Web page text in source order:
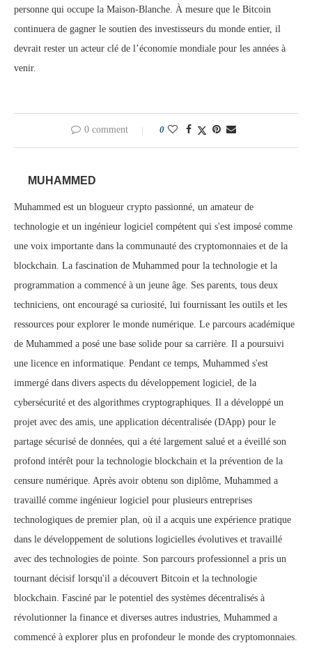
personne qui occupe la Maison-Blanche. À mesure que le Bitcoin
continuera de gagner le soutien des investisseurs du monde entier, il
devrait rester un acteur clé de l’économie mondiale pour les années à
venir.
0 comment 0
MUHAMMED
Muhammed est un blogueur crypto passionné, un amateur de
technologie et un ingénieur logiciel compétent qui s'est imposé comme
une voix importante dans la communauté des cryptomonnaies et de la
blockchain. La fascination de Muhammed pour la technologie et la
programmation a commencé à un jeune âge. Ses parents, tous deux
techniciens, ont encouragé sa curiosité, lui fournissant les outils et les
ressources pour explorer le monde numérique. Le parcours académique
de Muhammed a posé une base solide pour sa carrière. Il a poursuivi
une licence en informatique. Pendant ce temps, Muhammed s'est
immergé dans divers aspects du développement logiciel, de la
cybersécurité et des algorithmes cryptographiques. Il a développé un
projet avec des amis, une application décentralisée (DApp) pour le
partage sécurisé de données, qui a été largement salué et a éveillé son
profond intérêt pour la technologie blockchain et la prévention de la
censure numérique. Après avoir obtenu son diplôme, Muhammed a
travaillé comme ingénieur logiciel pour plusieurs entreprises
technologiques de premier plan, où il a acquis une expérience pratique
dans le développement de solutions logicielles évolutives et travaillé
avec des technologies de pointe. Son parcours professionnel a pris un
tournant décisif lorsqu'il a découvert Bitcoin et la technologie
blockchain. Fasciné par le potentiel des systèmes décentralisés à
révolutionner la finance et diverses autres industries, Muhammed a
commencé à explorer plus en profondeur le monde des cryptomonnaies.